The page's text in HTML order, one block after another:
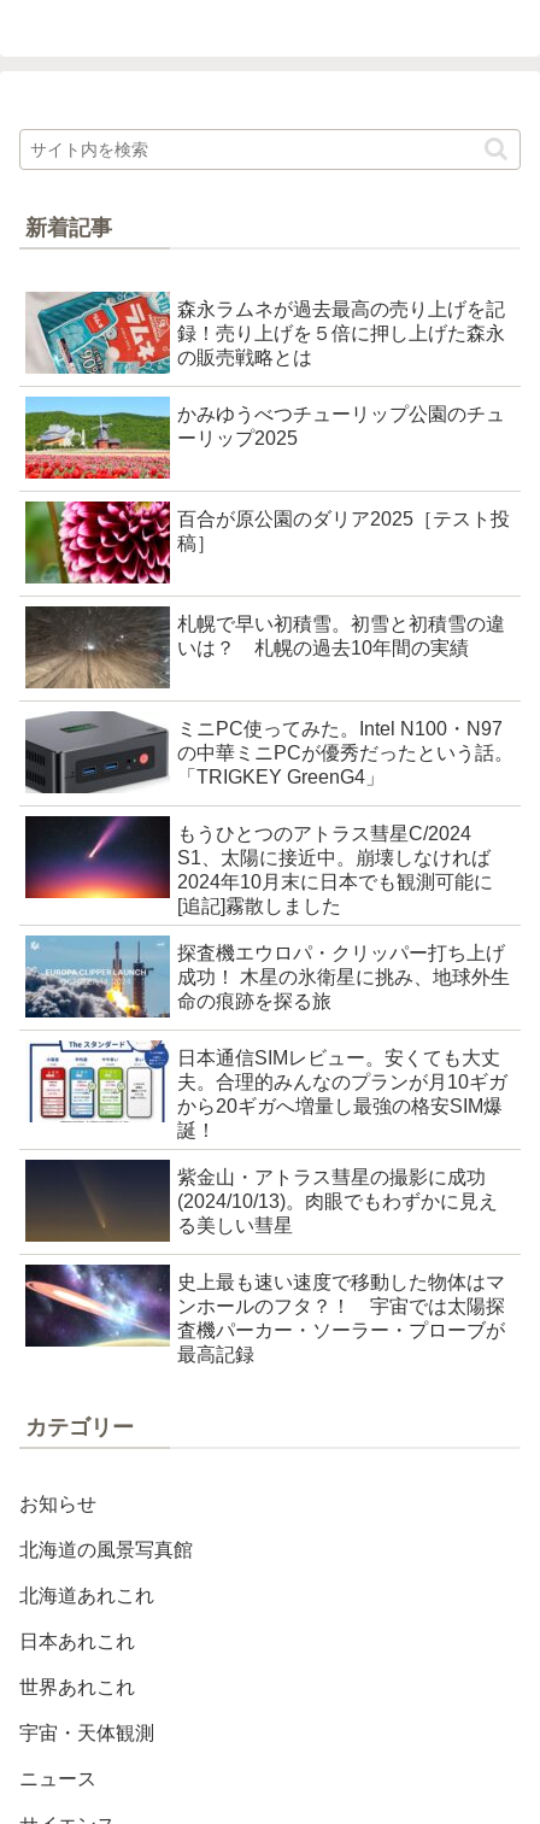
新着記事
森永ラムネが過去最高の売り上げを記
録！売り上げを５倍に押し上げた森永
の販売戦略とは
かみゆうべつチューリップ公園のチュ
ーリップ2025
百合が原公園のダリア2025［テスト投
稿］
札幌で早い初積雪。初雪と初積雪の違
いは？ 札幌の過去10年間の実績
ミニPC使ってみた。Intel N100・N97
の中華ミニPCが優秀だったという話。
「TRIGKEY GreenG4」
もうひとつのアトラス彗星C/2024
S1、太陽に接近中。崩壊しなければ
2024年10月末に日本でも観測可能に
[追記]霧散しました
探査機エウロパ・クリッパー打ち上げ
成功！ 木星の氷衛星に挑み、地球外生
命の痕跡を探る旅
日本通信SIMレビュー。安くても大丈
夫。合理的みんなのプランが月10ギガ
から20ギガへ増量し最強の格安SIM爆
誕！
紫金山・アトラス彗星の撮影に成功
(2024/10/13)。肉眼でもわずかに見え
る美しい彗星
史上最も速い速度で移動した物体はマ
ンホールのフタ？！ 宇宙では太陽探
査機パーカー・ソーラー・プローブが
最高記録
カテゴリー
お知らせ
北海道の風景写真館
北海道あれこれ
日本あれこれ
世界あれこれ
宇宙・天体観測
ニュース